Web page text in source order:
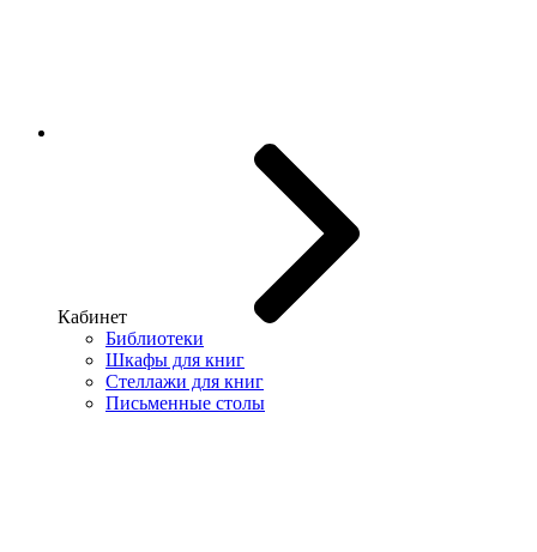
Кабинет
Библиотеки
Шкафы для книг
Стеллажи для книг
Письменные столы